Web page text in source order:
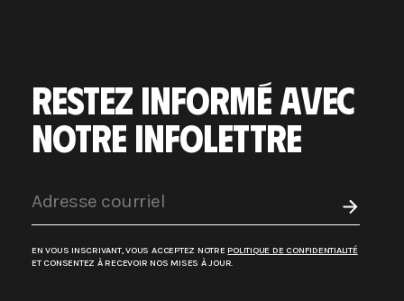
RESTEZ INFORMÉ AVEC
NOTRE INFOLETTRE
EN VOUS INSCRIVANT, VOUS ACCEPTEZ NOTRE POLITIQUE DE CONFIDENTIALITÉ
ET CONSENTEZ À RECEVOIR NOS MISES À JOUR.